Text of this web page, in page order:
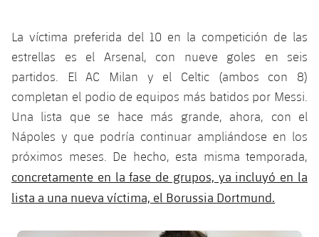
Accesibilidad
Acreditaciones
Instalaciones
Fotos
Historia
Palmarés
Fotos
Infantil A
Infantil B
Entradas
Resultados
Clasificaciones
Jugadors
Calendario
Jugadores
Clasificaciones
Actualidad
Juvenil
Cadete
Infantil
Alevín
Campus Verano
PLUSICON
MÁS
Primer equipo
plusicon
más
Calendario
Barça Atlètic
plusicon
más
La víctima preferida del 10 en la competición de las
estrellas es el Arsenal, con nueve goles en seis
partidos. El AC Milan y el Celtic (ambos con 8)
completan el podio de equipos más batidos por Messi.
Una lista que se hace más grande, ahora, con el
Nápoles y que podría continuar ampliándose en los
próximos meses. De hecho, esta misma temporada,
concretamente en la fase de grupos, ya incluyó en la
lista a una nueva víctima, el Borussia Dortmund.